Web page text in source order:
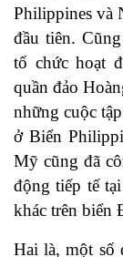
Philippines và
đầu tiên.
tổ chức hoạt
quần đảo
những cuộc
ở Biển
Mỹ cũng đã
động tiếp tế
khác trên biển
Hai là, một số